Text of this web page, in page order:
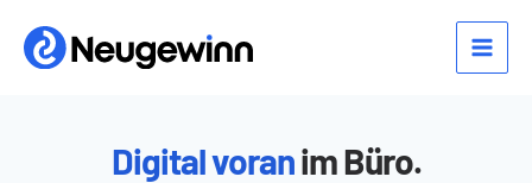
Inhalt
springen
Main
Digital voranim Büro.